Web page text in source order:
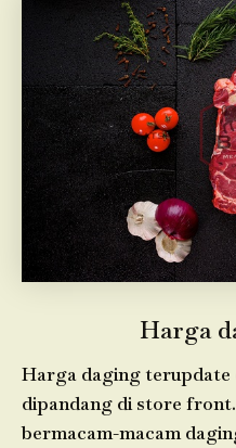
Harga
Harga daging terupdate
dipandang di store
bermacam-macam